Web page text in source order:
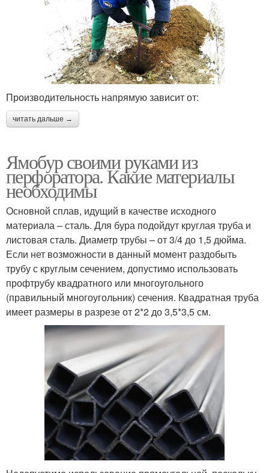
Производительность напрямую зависит от:
читать дальше →
Ямобур своими руками из
перфоратора. Какие материалы
необходимы
Основной сплав, идущий в качестве исходного
материала – сталь. Для бура подойдут круглая труба и
листовая сталь. Диаметр трубы – от 3/4 до 1,5 дюйма.
Если нет возможности в данный момент раздобыть
трубу с круглым сечением, допустимо использовать
профтрубу квадратного или многоугольного
(правильный многоугольник) сечения. Квадратная труба
имеет размеры в разрезе от 2*2 до 3,5*3,5 см.